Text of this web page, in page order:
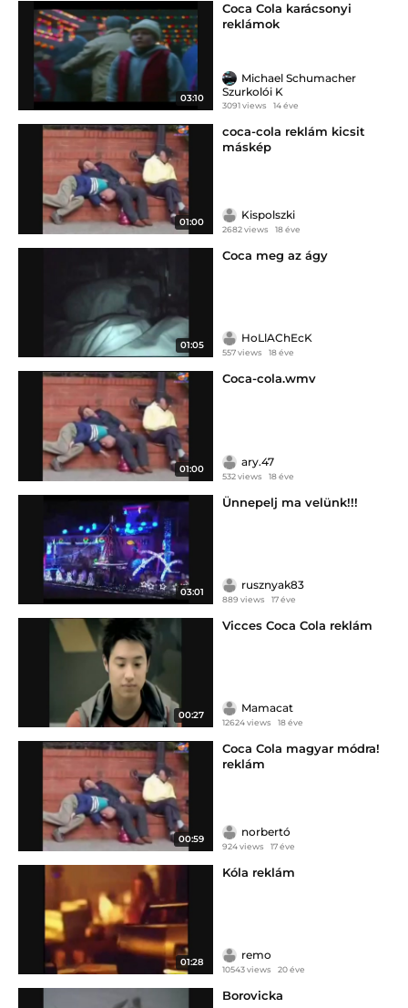
03:10
Coca Cola karácsonyi
reklámok
Michael Schumacher
Szurkolói K
3091 views 14 éve
01:00
coca-cola reklám kicsit
máskép
Kispolszki
2682 views 18 éve
01:05
Coca meg az ágy
HoLlAChEcK
557 views 18 éve
01:00
Coca-cola.wmv
ary.47
532 views 18 éve
03:01
Ünnepelj ma velünk!!!
rusznyak83
889 views 17 éve
00:27
Vicces Coca Cola reklám
Mamacat
12624 views 18 éve
00:59
Coca Cola magyar módra!
reklám
norbertó
924 views 17 éve
01:28
Kóla reklám
remo
10543 views 20 éve
Borovicka